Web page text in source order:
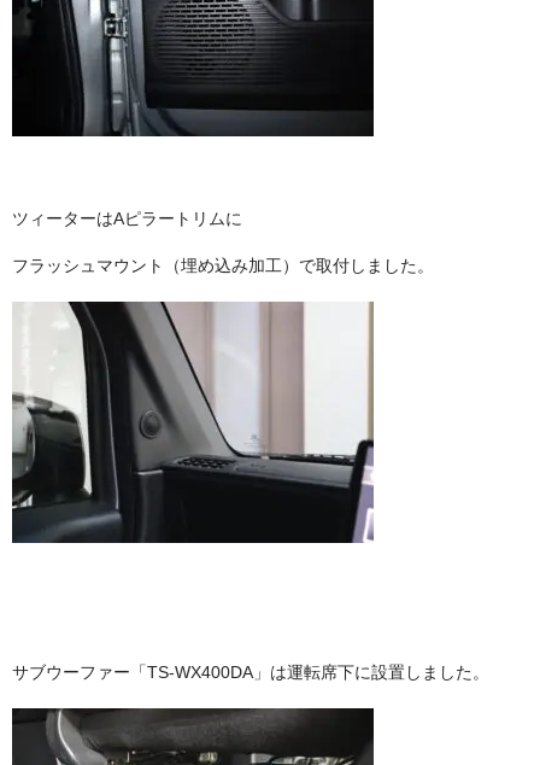
ツィーターはAピラートリムに
フラッシュマウント（埋め込み加工）で取付しました。
サブウーファー「TS-WX400DA」は運転席下に設置しました。